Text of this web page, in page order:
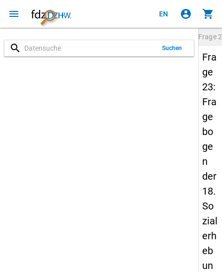
menu EN account_circle shopping_cart
search Suchen
Frage
Fra
ge
23:
Fra
ge
bo
ge
n
der
18.
So
zial
erh
eb
un